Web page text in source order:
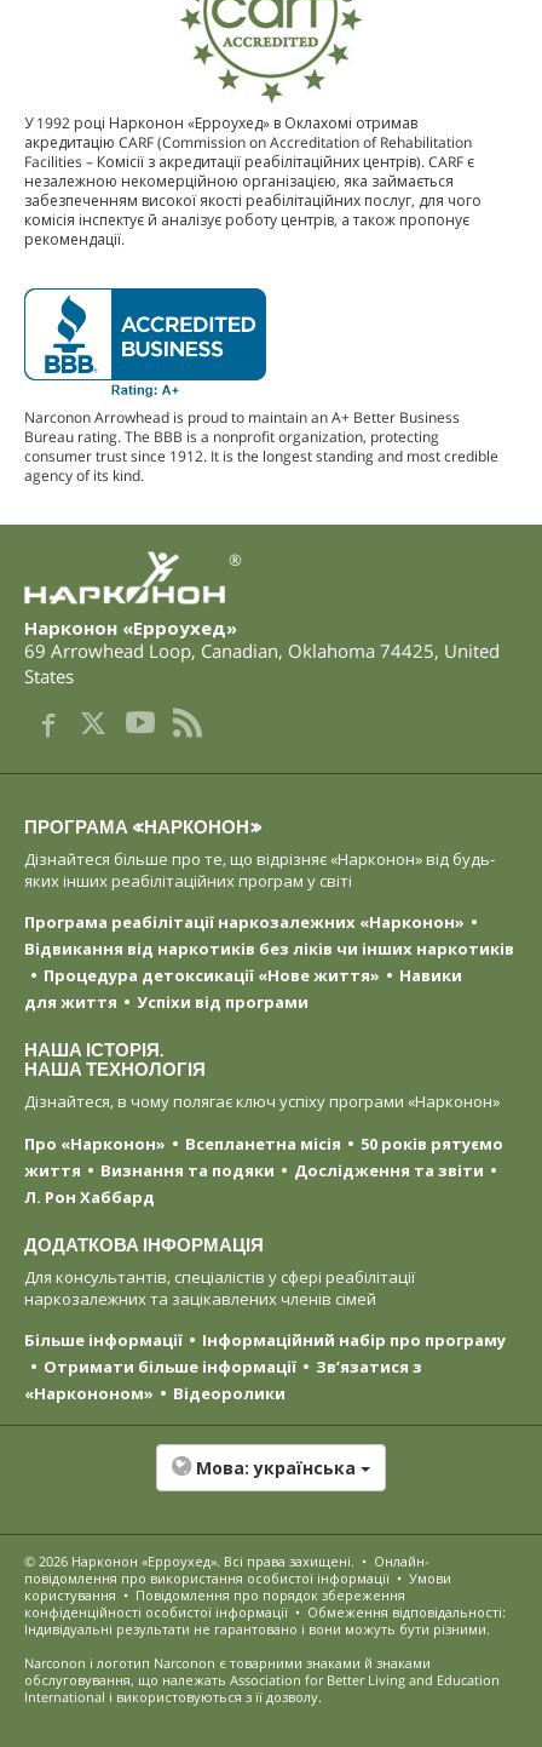
У 1992 році Нарконон «Ерроухед» в Оклахомі отримав
акредитацію CARF (Commission on Accreditation of Rehabilitation
Facilities – Комісії з акредитації реабілітаційних центрів). CARF є
незалежною некомерційною організацією, яка займається
забезпеченням високої якості реабілітаційних послуг, для чого
комісія інспектує й аналізує роботу центрів, а також пропонує
рекомендації.
Narconon Arrowhead is proud to maintain an A+ Better Business
Bureau rating. The BBB is a nonprofit organization, protecting
consumer trust since 1912. It is the longest standing and most credible
agency of its kind.
®
Нарконон «Ерроухед»
69 Arrowhead Loop, Canadian, Oklahoma 74425, United
States
ПРОГРАМА «НАРКОНОН»
Дізнайтеся більше про те, що відрізняє «Нарконон» від будь-
яких інших реабілітаційних програм у світі
Програма реабілітації наркозалежних «Нарконон»
Відвикання від наркотиків без ліків чи інших наркотиків
Процедура детоксикації «Нове життя»
Навики
для життя
Успіхи від програми
НАША ІСТОРІЯ.
НАША ТЕХНОЛОГІЯ
Дізнайтеся, в чому полягає ключ успіху програми «Нарконон»
Про «Нарконон»
Всепланетна місія
50 років рятуємо
життя
Визнання та подяки
Дослідження та звіти
Л. Рон Хаббард
ДОДАТКОВА ІНФОРМАЦІЯ
Для консультантів, спеціалістів у сфері реабілітації
наркозалежних та зацікавлених членів сімей
Більше інформації
Інформаційний набір про програму
Отримати більше інформації
Зв’язатися з
«Наркононом»
Відеоролики
Мова: українська
© 2026 Нарконон «Ерроухед». Всі права захищені. • Онлайн-
повідомлення про використання особистої інформації • Умови
користування • Повідомлення про порядок збереження
конфіденційності особистої інформації • Обмеження відповідальності:
Індивідуальні результати не гарантовано і вони можуть бути різними.
Narconon і логотип Narconon є товарними знаками й знаками
обслуговування, що належать Association for Better Living and Education
International і використовуються з її дозволу.